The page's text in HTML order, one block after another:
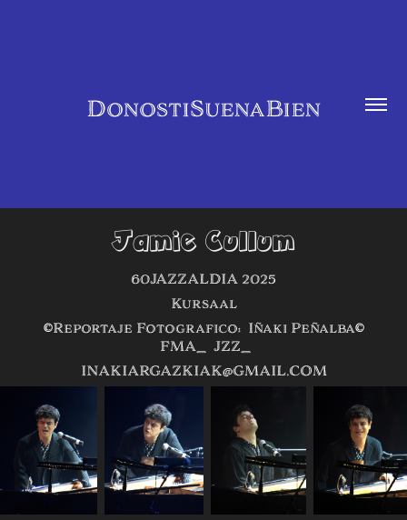
DonostiSuenaBien
Jamie Cullum
60JAZZALDIA 2025
Kursaal
©Reportaje Fotografico: Iñaki Peñalba©
FMA_ JZZ_
INAKIARGAZKIAK@GMAIL.COM​​​​​​​